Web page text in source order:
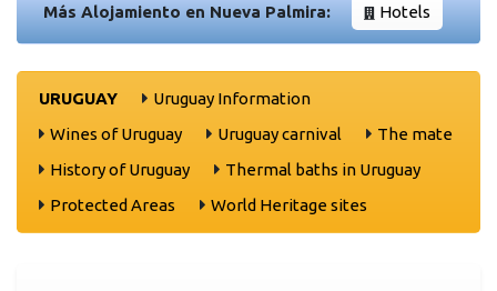
Más Alojamiento en Nueva Palmira: Hotels
URUGUAY
Uruguay Information
Wines of Uruguay
Uruguay carnival
The mate
History of Uruguay
Thermal baths in Uruguay
Protected Areas
World Heritage sites